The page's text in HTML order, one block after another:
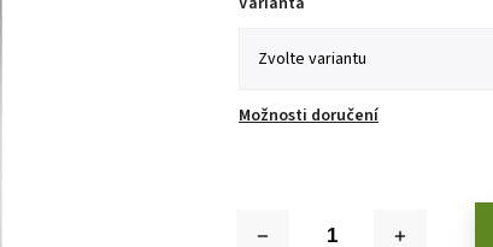
Možnosti doručení